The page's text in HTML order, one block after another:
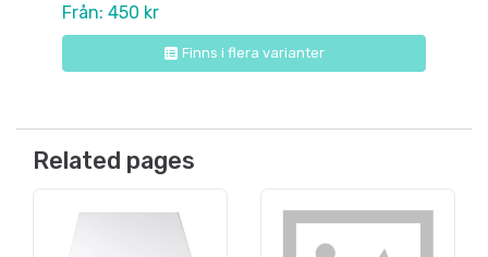
Från: 450 kr
Finns i flera varianter
Related pages